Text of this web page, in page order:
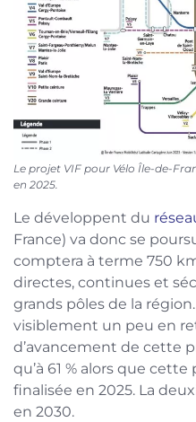
Le projet VIF pour Vélo Île-de-
en 2025.
Le développent du
France) va donc se
comptera à terme 750
directes, continues et
grands pôles de la
visiblement un peu en
d’avancement de cette
qu’à 61 % alors que
finalisée en 2025. La
en 2030.